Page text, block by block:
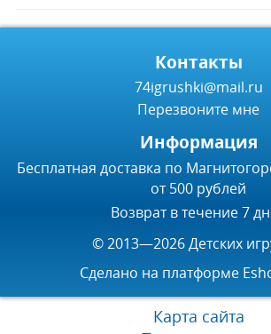
Контакты
74igrushki@mail.ru
Перезвоните мне
Информация
Бесплатная доставка по
от 500 рублей
Возврат в течение 7
© 2013—2026 Детских
Сделано на платформе
Карта сайта